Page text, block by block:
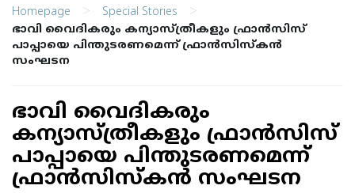
Homepage > Special Stories >
ഭാവി വൈദികരും കന്യാസ്ത്രീകളും ഫ്രാന്‍സിസ്
പാപ്പായെ പിന്തുടരണമെന്ന് ഫ്രാന്‍സിസ്‌കന്‍
സംഘടന
ഭാവി വൈദികരും
കന്യാസ്ത്രീകളും ഫ്രാന്‍സിസ്
പാപ്പായെ പിന്തുടരണമെന്ന്
ഫ്രാന്‍സിസ്‌കന്‍ സംഘടന